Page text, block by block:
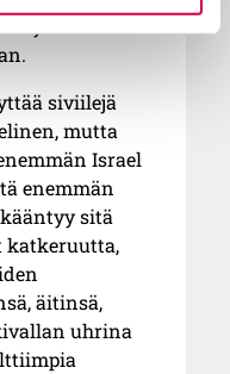
siviilejä
mutta
Israel
enemmän
sitä
katkeruutta,
äitinsä,
uhrina